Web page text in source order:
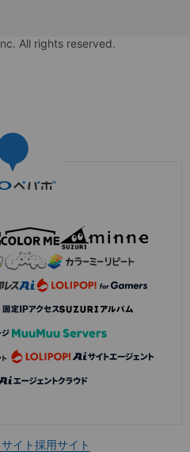
All rights reserved.
イト採用サイト